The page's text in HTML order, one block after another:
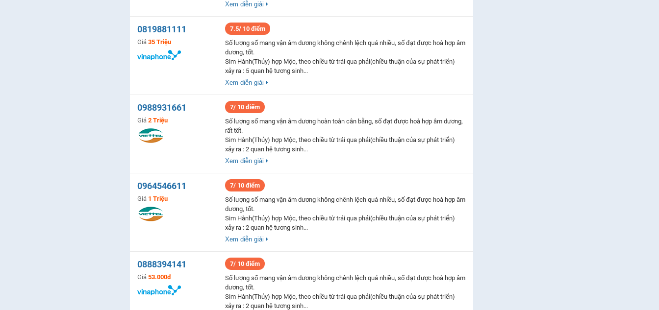
Xem diễn giải
0819881111
Giá 35 Triệu
7.5/ 10 điểm
Số lượng số mang vận âm dương không chênh lệch quá nhiều, số đạt được hoà hợp âm
dương, tốt.
Sim Hành(Thủy) hợp Mộc, theo chiều từ trái qua phải(chiều thuận của sự phát triển)
xảy ra : 5 quan hệ tương sinh...
Xem diễn giải
0988931661
Giá 2 Triệu
7/ 10 điểm
Số lượng số mang vận âm dương hoàn toàn cân bằng, số đạt được hoà hợp âm dương,
rất tốt.
Sim Hành(Thủy) hợp Mộc, theo chiều từ trái qua phải(chiều thuận của sự phát triển)
xảy ra : 2 quan hệ tương sinh...
Xem diễn giải
0964546611
Giá 1 Triệu
7/ 10 điểm
Số lượng số mang vận âm dương không chênh lệch quá nhiều, số đạt được hoà hợp âm
dương, tốt.
Sim Hành(Thủy) hợp Mộc, theo chiều từ trái qua phải(chiều thuận của sự phát triển)
xảy ra : 2 quan hệ tương sinh...
Xem diễn giải
0888394141
Giá 53.000đ
7/ 10 điểm
Số lượng số mang vận âm dương không chênh lệch quá nhiều, số đạt được hoà hợp âm
dương, tốt.
Sim Hành(Thủy) hợp Mộc, theo chiều từ trái qua phải(chiều thuận của sự phát triển)
xảy ra : 2 quan hệ tương sinh...